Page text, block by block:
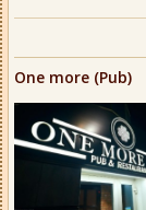
One more (Pub)